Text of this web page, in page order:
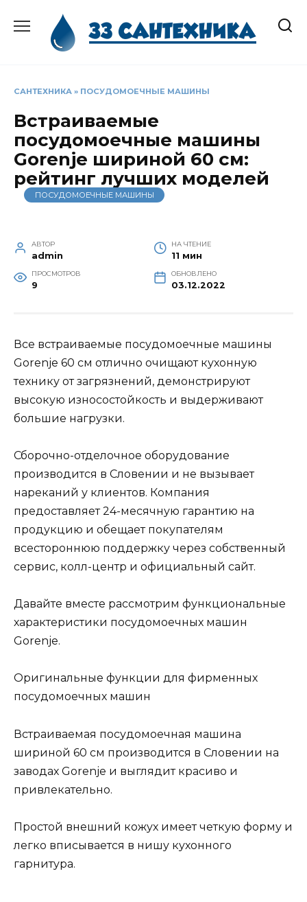
содержанию
САНТЕХНИКА » ПОСУДОМОЕЧНЫЕ МАШИНЫ
Встраиваемые
посудомоечные машины
Gorenje шириной 60 см:
рейтинг лучших моделей
ПОСУДОМОЕЧНЫЕ МАШИНЫ
АВТОР
admin
НА ЧТЕНИЕ
11 мин
ПРОСМОТРОВ
9
ОБНОВЛЕНО
03.12.2022
Все встраиваемые посудомоечные машины
Gorenje 60 см отлично очищают кухонную
технику от загрязнений, демонстрируют
высокую износостойкость и выдерживают
большие нагрузки.
Сборочно-отделочное оборудование
производится в Словении и не вызывает
нареканий у клиентов. Компания
предоставляет 24-месячную гарантию на
продукцию и обещает покупателям
всестороннюю поддержку через собственный
сервис, колл-центр и официальный сайт.
Давайте вместе рассмотрим функциональные
характеристики посудомоечных машин
Gorenje.
Оригинальные функции для фирменных
посудомоечных машин
Встраиваемая посудомоечная машина
шириной 60 см производится в Словении на
заводах Gorenje и выглядит красиво и
привлекательно.
Простой внешний кожух имеет четкую форму и
легко вписывается в нишу кухонного
гарнитура.